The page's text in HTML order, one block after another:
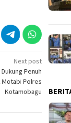
Next post
Penuh
Motabi Polres
Kotamobagu